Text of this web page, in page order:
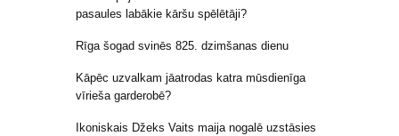
pasaules labākie kāršu spēlētāji?
Rīga šogad svinēs 825. dzimšanas dienu
Kāpēc uzvalkam jāatrodas katra mūsdienīga
vīrieša garderobē?
Ikoniskais Džeks Vaits maija nogalē uzstāsies